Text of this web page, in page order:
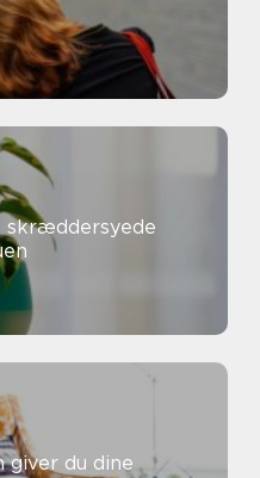
skræddersyede
giver du dine